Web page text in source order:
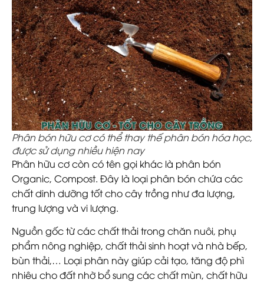
Phân bón hữu cơ có thể thay thế phân bón hóa học,
được sử dụng nhiều hiện nay
Phân hữu cơ còn có tên gọi khác là phân bón
Organic, Compost. Đây là loại phân bón chứa các
chất dinh dưỡng tốt cho cây trồng như đa lượng,
trung lượng và vi lượng.
Nguồn gốc từ các chất thải trong chăn nuôi, phụ
phẩm nông nghiệp, chất thải sinh hoạt và nhà bếp,
bùn thải,… Loại phân này giúp cải tạo, tăng độ phì
nhiêu cho đất nhờ bổ sung các chất mùn, chất hữu